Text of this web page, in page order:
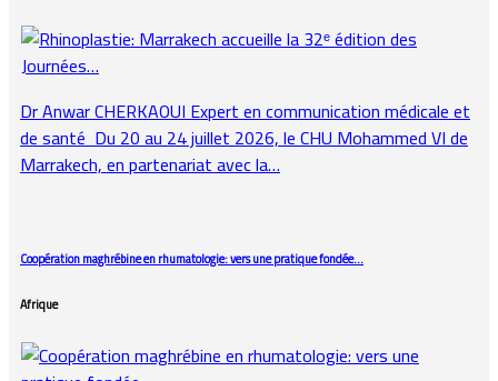
Dr Anwar CHERKAOUI Expert en communication médicale et
de santé Du 20 au 24 juillet 2026, le CHU Mohammed VI de
Marrakech, en partenariat avec la…
Coopération maghrébine en rhumatologie: vers une pratique fondée…
Afrique